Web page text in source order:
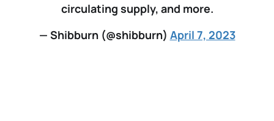
circulating supply, and more.
— Shibburn (@shibburn) April 7, 2023